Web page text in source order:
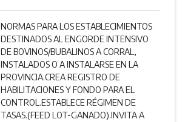
NORMAS PARA LOS ESTABLECIMIENTOS
DESTINADOS AL ENGORDE INTENSIVO
DE BOVINOS/BUBALINOS A CORRAL,
INSTALADOS O A INSTALARSE EN LA
PROVINCIA.CREA REGISTRO DE
HABILITACIONES Y FONDO PARA EL
CONTROL.ESTABLECE RÉGIMEN DE
TASAS.(FEED LOT-GANADO).INVITA A